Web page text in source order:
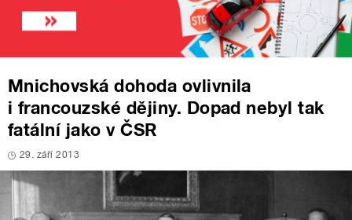
Mnichovská dohoda ovlivnila
i francouzské dějiny. Dopad nebyl tak
fatální jako v ČSR
29. září 2013